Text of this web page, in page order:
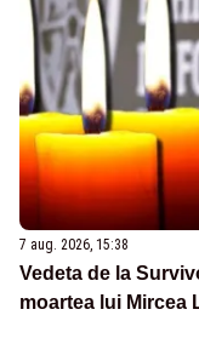
7 aug. 2026, 15:38
Vedeta de la
moartea lui Mircea